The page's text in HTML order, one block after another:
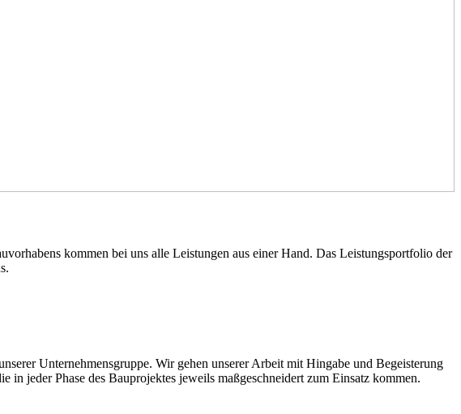
kommen bei uns alle Leistungen aus einer Hand. Das Leistungsportfolio der
Unternehmensgruppe. Wir gehen unserer Arbeit mit Hingabe und Begeisterung
jeder Phase des Bauprojektes jeweils maßgeschneidert zum Einsatz kommen.